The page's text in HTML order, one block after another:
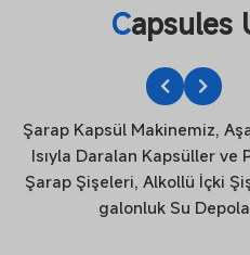
Capsules
Şarap Kapsül Makinemiz,
Isıyla Daralan Kapsüller ve
Şarap Şişeleri, Alkollü İçki
galonluk Su